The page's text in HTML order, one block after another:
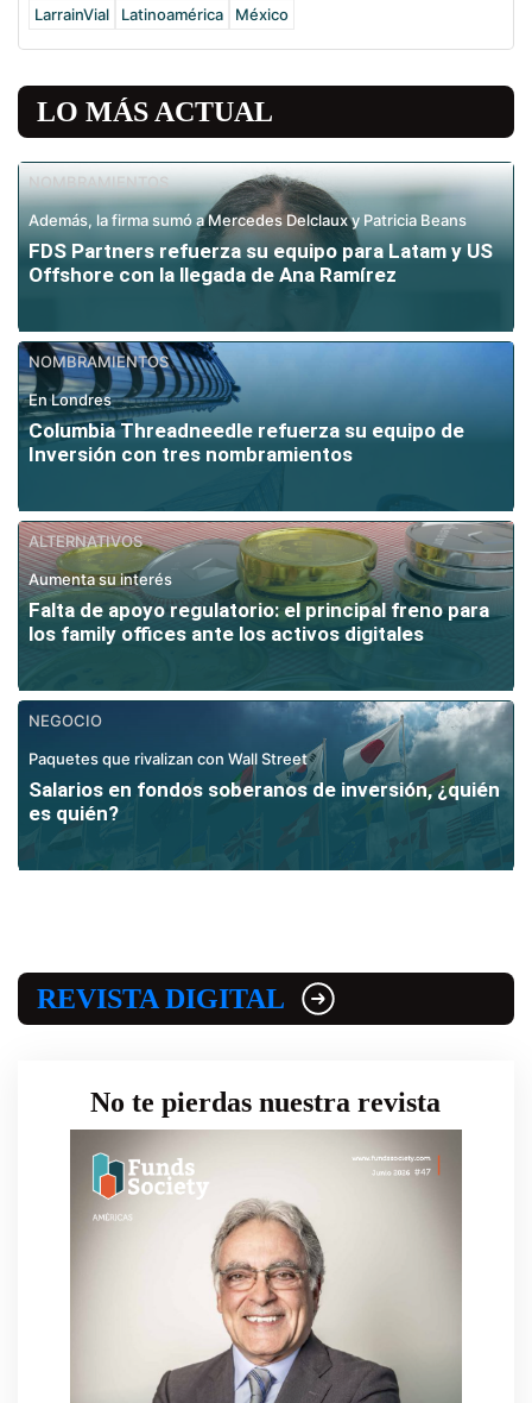
LarrainVial
Latinoamérica México
LO MÁS ACTUAL
NOMBRAMIENTOS
Además, la firma sumó a Mercedes Delclaux y Patricia Beans
FDS Partners refuerza su equipo para Latam y US
Offshore con la llegada de Ana Ramírez
NOMBRAMIENTOS
En Londres
Columbia Threadneedle refuerza su equipo de
Inversión con tres nombramientos
ALTERNATIVOS
Aumenta su interés
Falta de apoyo regulatorio: el principal freno para
los family offices ante los activos digitales
NEGOCIO
Paquetes que rivalizan con Wall Street
Salarios en fondos soberanos de inversión, ¿quién
es quién?
REVISTA DIGITAL
No te pierdas nuestra revista